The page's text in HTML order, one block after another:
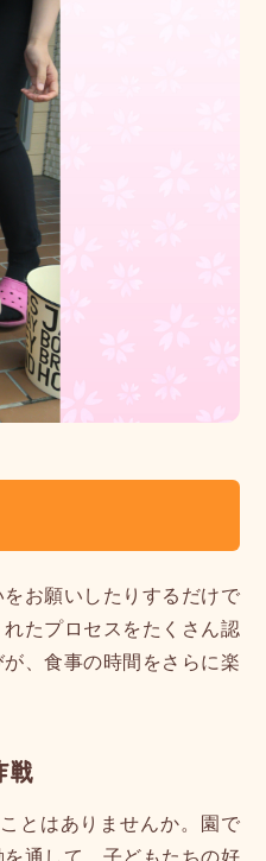
お願いしたりするだけで
たプロセスをたくさん認
、食事の時間をさらに楽
戦
とはありませんか。園で
通して、子どもたちの好